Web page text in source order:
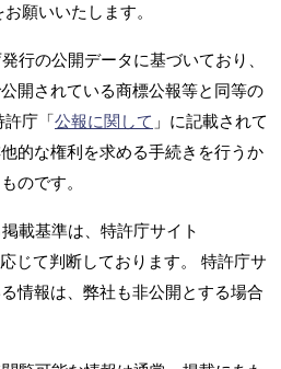
願いいたします。
行の公開データに基づいており、
開されている商標公報等と同等の
許庁「公報に関して 」に記載されて
的な権利を求める手続きを行うか
のです。
載基準は、特許庁サイト
じて判断しております。 特許庁サ
情報は、弊社も非公開とする場合